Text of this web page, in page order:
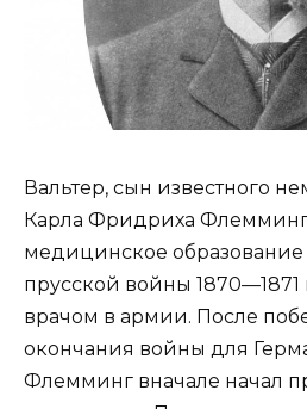
Вальтер, сын известного
Карла Фридриха
медицинское
прусской войны 1870—1871
врачом в армии. После
окончания войны для
Флемминг вначале начал